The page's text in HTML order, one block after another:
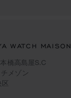
WATCH MAISON
橋高島屋S.C
メゾン